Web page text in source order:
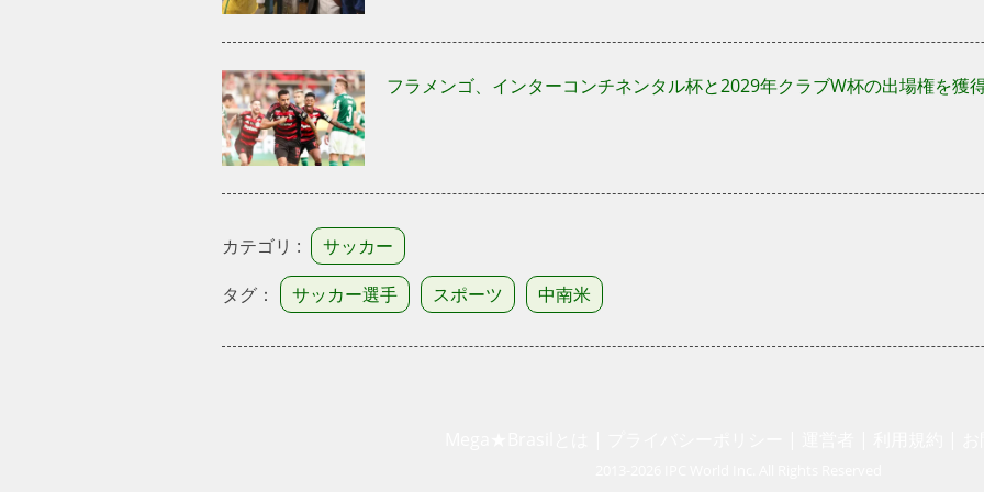
フラメンゴ、インターコンチネンタル杯と2029年クラブW杯の出場権を獲
カテゴリ : サッカー
タグ： サッカー選手 スポーツ 中南米